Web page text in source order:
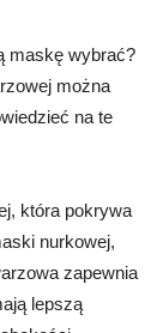
maskę wybrać?
można
na te
która pokrywa
nurkowej,
zapewnia
lepszą